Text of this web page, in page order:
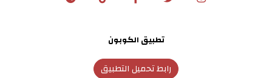
تطبيق الكوبون
رابط تحميل التطبيق